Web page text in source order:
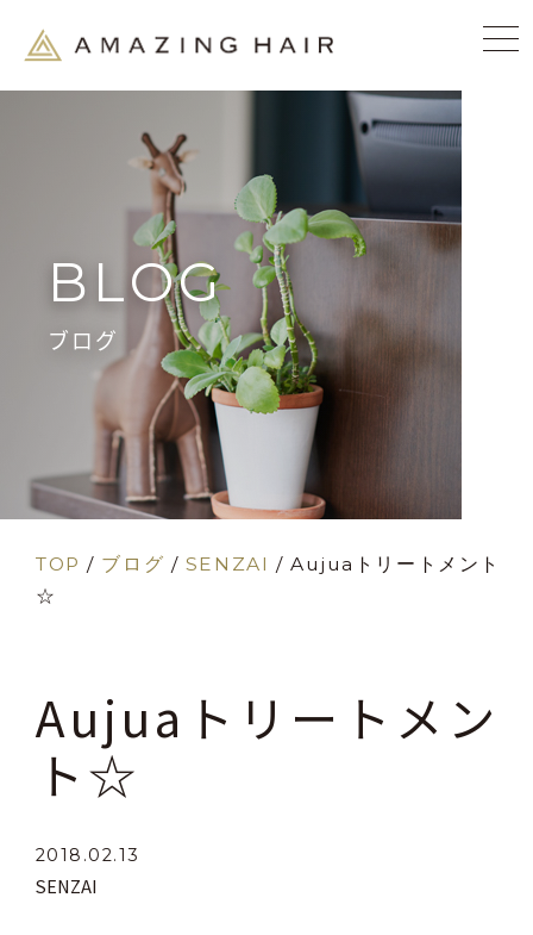
BLOG
ブログ
TOP / ブログ / SENZAI /Aujuaトリートメント
☆
Aujuaトリートメン
ト☆
2018.02.13
SENZAI